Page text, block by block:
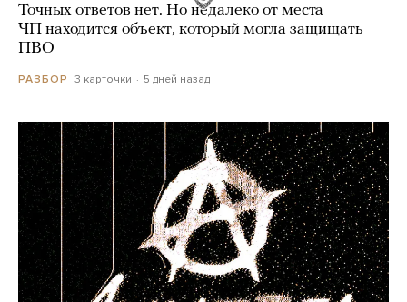
Точных ответов нет. Но недалеко от места
ЧП находится объект, который могла защищать
ПВО
РАЗБОР 3 карточки 5 дней назад